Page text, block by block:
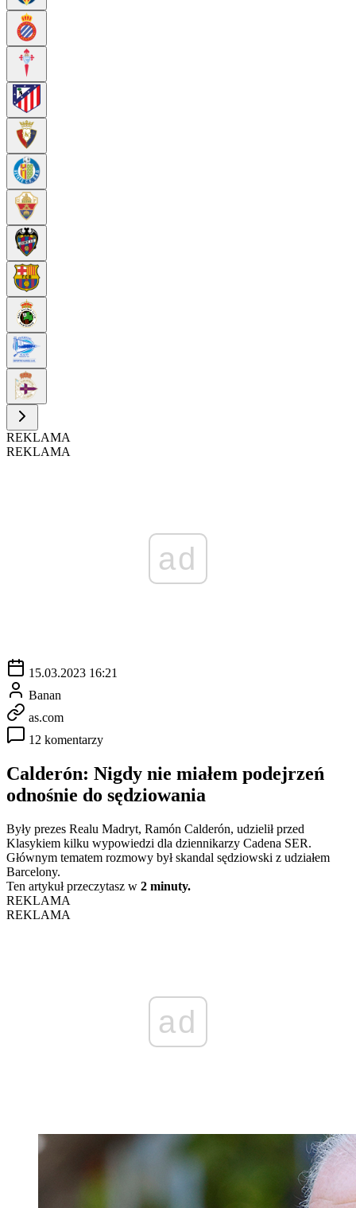
REKLAMA
REKLAMA
ad
15.03.2023 16:21
Banan
as.com
12 komentarzy
Calderón: Nigdy nie miałem podejrzeń
odnośnie do sędziowania
Były prezes Realu Madryt, Ramón Calderón, udzielił przed
Klasykiem kilku wypowiedzi dla dziennikarzy Cadena SER.
Głównym tematem rozmowy był skandal sędziowski z udziałem
Barcelony.
Ten artykuł przeczytasz w 2 minuty.
REKLAMA
REKLAMA
ad